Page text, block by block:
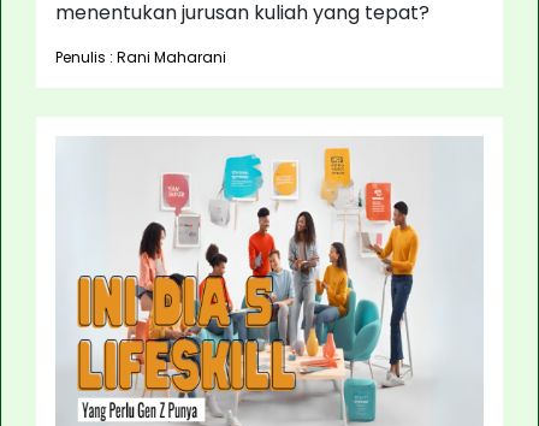
menentukan jurusan kuliah yang tepat?
Penulis : Rani Maharani